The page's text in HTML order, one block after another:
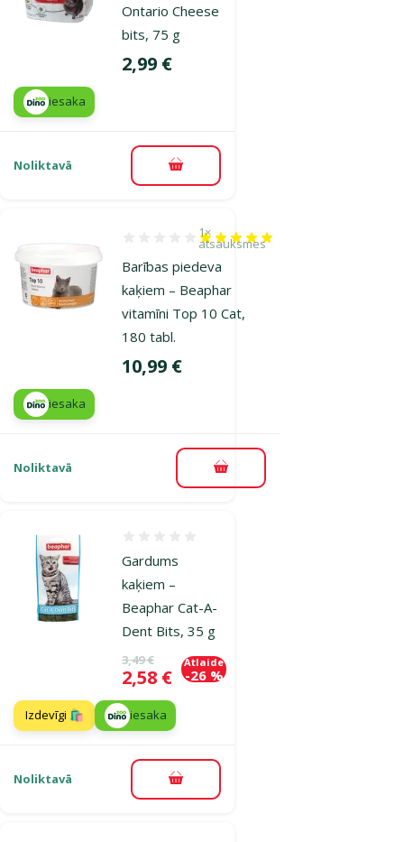
Ontario Cheese
bits, 75 g
Cena
2,99 €
iesaka
Noliktavā Pievienot grozam
Barības piedeva
kaķiem – Beaphar
vitamīni Top 10 Cat,
180 tabl.
Atsauksmes 100%, reitingu skaits: 1
1×
atsauksmes
Cena
10,99 €
iesaka
Noliktavā Pievienot grozam
Gardums
kaķiem –
Beaphar Cat-A-
Dent Bits, 35 g
Oriģinālā cena
3,49 €
Cena
2,58 €
Atlaide
-26 %
Izdevīgi 🛍️ iesaka
Noliktavā Pievienot grozam